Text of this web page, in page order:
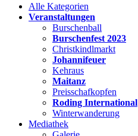
Alle Kategorien
Veranstaltungen
Burschenball
Burschenfest 2023
Christkindlmarkt
Johannifeuer
Kehraus
Maitanz
Preisschafkopfen
Roding International
Winterwanderung
Mediathek